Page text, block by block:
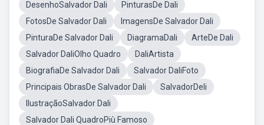
DesenhoSalvador Dali
PinturasDe Dali
FotosDe Salvador Dali
ImagensDe Salvador Dali
PinturaDe Salvador Dali
DiagramaDali
ArteDe Dali
Salvador DaliOlho Quadro
DaliArtista
BiografiaDe Salvador Dali
Salvador DaliFoto
Principais ObrasDe Salvador Dali
SalvadorDeli
IlustraçãoSalvador Dali
Salvador Dali QuadroPiù Famoso